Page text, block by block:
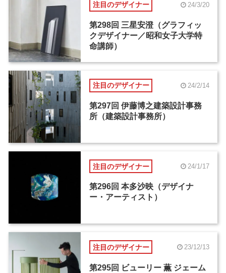
注目のデザイナー 24/3/20
第298回 三星安澄（グラフィッ
クデザイナー／昭和女子大学特
命講師）
注目のデザイナー 24/2/14
第297回 伊藤博之建築設計事務
所（建築設計事務所）
注目のデザイナー 24/1/17
第296回 本多沙映（デザイナ
ー・アーティスト）
注目のデザイナー 23/12/13
第295回 ビューリー 薫 ジェーム